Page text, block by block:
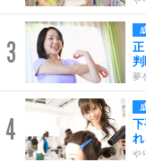
3
正
判
夢
4
れ
や